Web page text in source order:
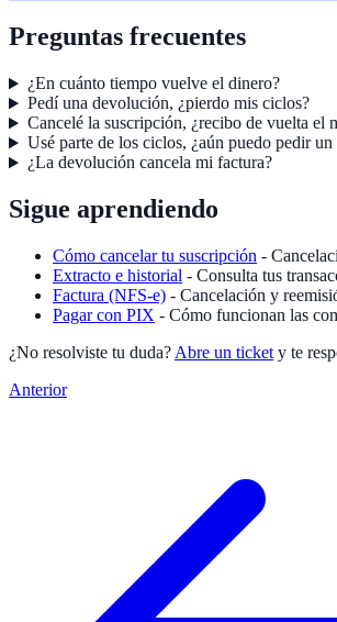
Preguntas frecuentes
¿En cuánto tiempo vuelve el dinero?
Pedí una devolución, ¿pierdo mis ciclos?
Cancelé la suscripción, ¿recibo de vuelta el
Usé parte de los ciclos, ¿aún puedo pedir un
¿La devolución cancela mi factura?
Sigue aprendiendo
Cómo cancelar tu suscripción -
Extracto e historial - Consulta tus
Factura (NFS-e) - Cancelación y
Pagar con PIX - Cómo funcionan las
¿No resolviste tu duda? Abre un ticket y te
Anterior